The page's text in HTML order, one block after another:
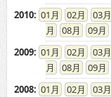
2010: 01 02 03
08
09
2009: 01 02 03
08
09
2008: 01 02 03